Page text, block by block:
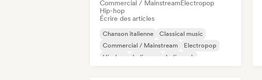
Commercial / MainstreamElectropop
Hip-hop
Écrire des articles
Chanson italienne
Classical music
Commercial / Mainstream
Electropop
Hip-hop
Indie pop
Indie rock